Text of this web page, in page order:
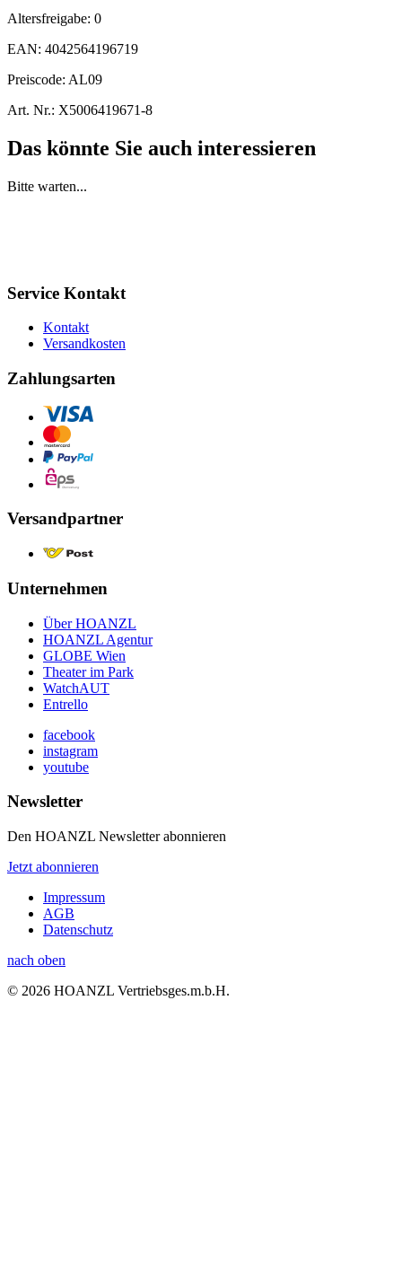
Altersfreigabe: 0
EAN: 4042564196719
Preiscode: AL09
Art. Nr.: X5006419671-8
Das könnte Sie auch interessieren
Bitte warten...
Service Kontakt
Kontakt
Versandkosten
Zahlungsarten
Versandpartner
Unternehmen
Über HOANZL
HOANZL Agentur
GLOBE Wien
Theater im Park
WatchAUT
Entrello
facebook
instagram
youtube
Newsletter
Den HOANZL Newsletter abonnieren
Jetzt abonnieren
Impressum
AGB
Datenschutz
nach oben
© 2026 HOANZL Vertriebsges.m.b.H.